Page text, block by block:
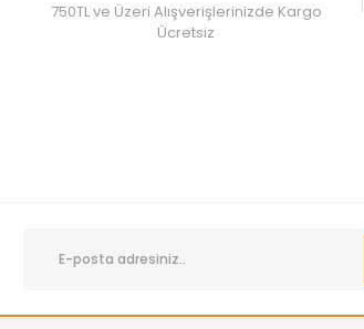
750TL ve Üzeri Alışverişlerinizde Kargo
Ücretsiz